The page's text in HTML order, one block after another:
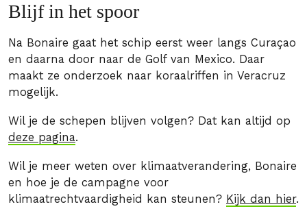
Blijf in het spoor
Na Bonaire gaat het schip eerst weer langs Curaçao
en daarna door naar de Golf van Mexico. Daar
maakt ze onderzoek naar koraalriffen in Veracruz
mogelijk.
Wil je de schepen blijven volgen? Dat kan altijd op
deze pagina.
Wil je meer weten over klimaatverandering, Bonaire
en hoe je de campagne voor
klimaatrechtvaardigheid kan steunen? Kijk dan hier.